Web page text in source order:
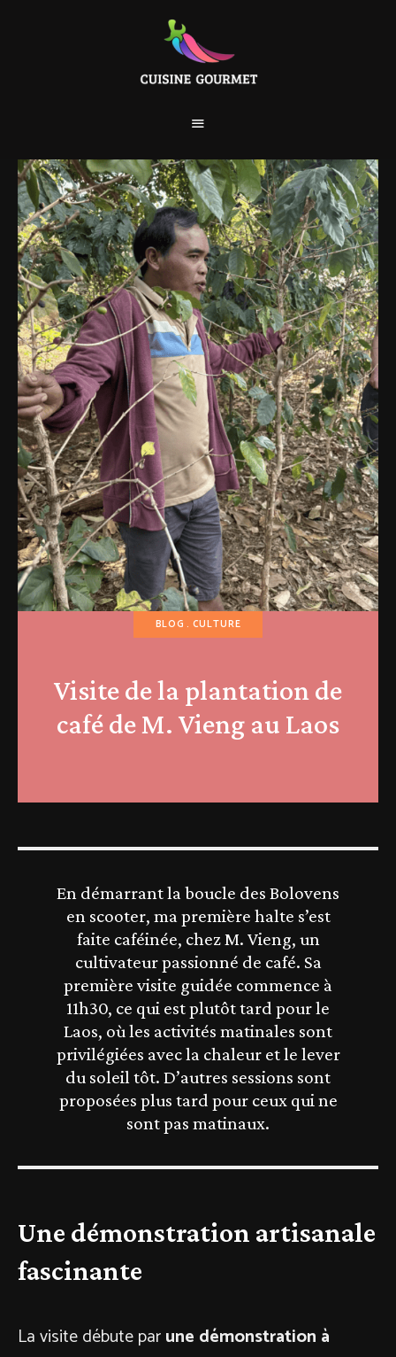
BLOG CULTURE
Visite de la plantation de
café de M. Vieng au Laos
En démarrant la boucle des Bolovens
en scooter, ma première halte s’est
faite caféinée, chez M. Vieng, un
cultivateur passionné de café. Sa
première visite guidée commence à
11h30, ce qui est plutôt tard pour le
Laos, où les activités matinales sont
privilégiées avec la chaleur et le lever
du soleil tôt. D’autres sessions sont
proposées plus tard pour ceux qui ne
sont pas matinaux.
Une démonstration artisanale
fascinante
La visite débute parune démonstration à